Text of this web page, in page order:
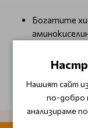
Богатите
чаено
Нашият сайт
по-добро
анализираме